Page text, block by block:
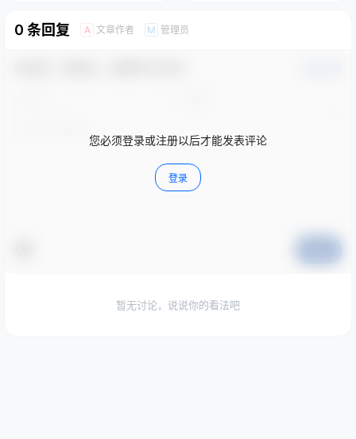
0 条回复 A 文章作者 M 管理员
您必须登录或注册以后才能发表评论
登录
暂无讨论，说说你的看法吧